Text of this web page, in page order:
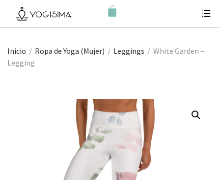
Inicio / Ropa de Yoga (Mujer) / Leggings / White Garden –
Legging